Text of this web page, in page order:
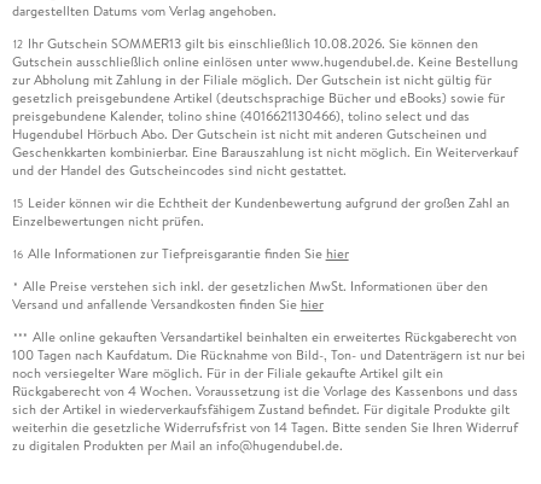
dargestellten Datums vom Verlag angehoben.
12 Ihr Gutschein SOMMER13 gilt bis einschließlich 10.08.2026. Sie können den
Gutschein ausschließlich online einlösen unter www.hugendubel.de. Keine Bestellung
zur Abholung mit Zahlung in der Filiale möglich. Der Gutschein ist nicht gültig für
gesetzlich preisgebundene Artikel (deutschsprachige Bücher und eBooks) sowie für
preisgebundene Kalender, tolino shine (4016621130466), tolino select und das
Hugendubel Hörbuch Abo. Der Gutschein ist nicht mit anderen Gutscheinen und
Geschenkkarten kombinierbar. Eine Barauszahlung ist nicht möglich. Ein Weiterverkauf
und der Handel des Gutscheincodes sind nicht gestattet.
15 Leider können wir die Echtheit der Kundenbewertung aufgrund der großen Zahl an
Einzelbewertungen nicht prüfen.
16 Alle Informationen zur Tiefpreisgarantie finden Sie hier
* Alle Preise verstehen sich inkl. der gesetzlichen MwSt. Informationen über den
Versand und anfallende Versandkosten finden Sie hier
*** Alle online gekauften Versandartikel beinhalten ein erweitertes Rückgaberecht von
100 Tagen nach Kaufdatum. Die Rücknahme von Bild-, Ton- und Datenträgern ist nur bei
noch versiegelter Ware möglich. Für in der Filiale gekaufte Artikel gilt ein
Rückgaberecht von 4 Wochen. Voraussetzung ist die Vorlage des Kassenbons und dass
sich der Artikel in wiederverkaufsfähigem Zustand befindet. Für digitale Produkte gilt
weiterhin die gesetzliche Widerrufsfrist von 14 Tagen. Bitte senden Sie Ihren Widerruf
zu digitalen Produkten per Mail an info@hugendubel.de.